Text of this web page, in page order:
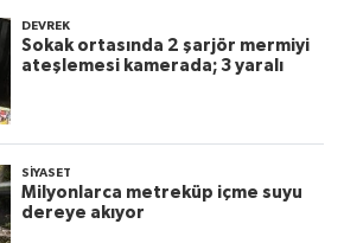
DEVREK
Sokak ortasında 2 şarjör mermiyi
ateşlemesi kamerada; 3 yaralı
SIYASET
Milyonlarca metreküp içme suyu
dereye akıyor